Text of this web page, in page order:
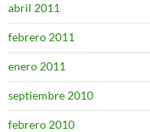
abril 2011
febrero 2011
enero 2011
septiembre 2010
febrero 2010